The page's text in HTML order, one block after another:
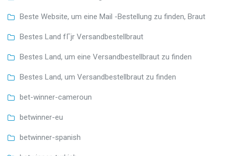
Beste Website, um eine Mail -Bestellung zu finden, Braut
Bestes Land fГјr Versandbestellbraut
Bestes Land, um eine Versandbestellbraut zu finden
Bestes Land, um Versandbestellbraut zu finden
bet-winner-cameroun
betwinner-eu
betwinner-spanish